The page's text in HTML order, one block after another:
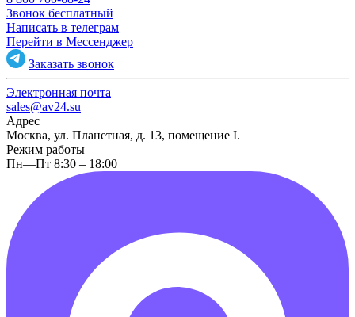
Звонок бесплатный
Написать в телеграм
Перейти в Мессенджер
Заказать звонок
Электронная почта
sales@av24.su
Адрес
Москва, ул. Планетная, д. 13, помещение I.
Режим работы
Пн—Пт 8:30 – 18:00